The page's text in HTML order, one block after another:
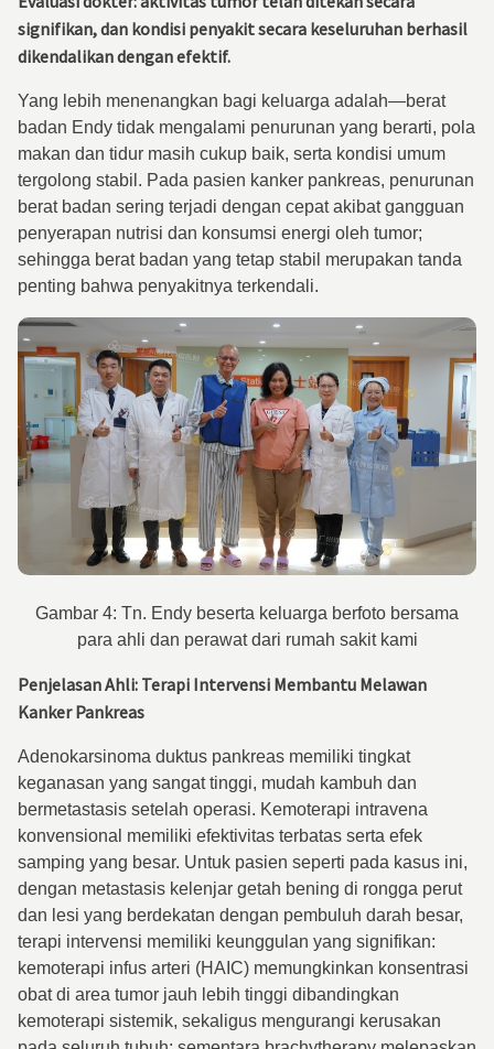
signifikan, dan kondisi penyakit secara keseluruhan berhasil
dikendalikan dengan efektif.
Yang lebih menenangkan bagi keluarga adalah—berat
badan Endy tidak mengalami penurunan yang berarti, pola
makan dan tidur masih cukup baik, serta kondisi umum
tergolong stabil. Pada pasien kanker pankreas, penurunan
berat badan sering terjadi dengan cepat akibat gangguan
penyerapan nutrisi dan konsumsi energi oleh tumor;
sehingga berat badan yang tetap stabil merupakan tanda
penting bahwa penyakitnya terkendali.
Gambar 4: Tn. Endy beserta keluarga berfoto bersama
para ahli dan perawat dari rumah sakit kami
Penjelasan Ahli: Terapi Intervensi Membantu Melawan
Kanker Pankreas
Adenokarsinoma duktus pankreas memiliki tingkat
keganasan yang sangat tinggi, mudah kambuh dan
bermetastasis setelah operasi. Kemoterapi intravena
konvensional memiliki efektivitas terbatas serta efek
samping yang besar. Untuk pasien seperti pada kasus ini,
dengan metastasis kelenjar getah bening di rongga perut
dan lesi yang berdekatan dengan pembuluh darah besar,
terapi intervensi memiliki keunggulan yang signifikan:
kemoterapi infus arteri (HAIC) memungkinkan konsentrasi
obat di area tumor jauh lebih tinggi dibandingkan
kemoterapi sistemik, sekaligus mengurangi kerusakan